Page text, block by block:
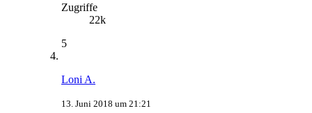
Zugriffe
22k
5
Loni A.
13. Juni 2018 um 21:21